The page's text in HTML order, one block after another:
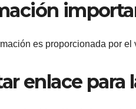
es proporcionada por
enlace para